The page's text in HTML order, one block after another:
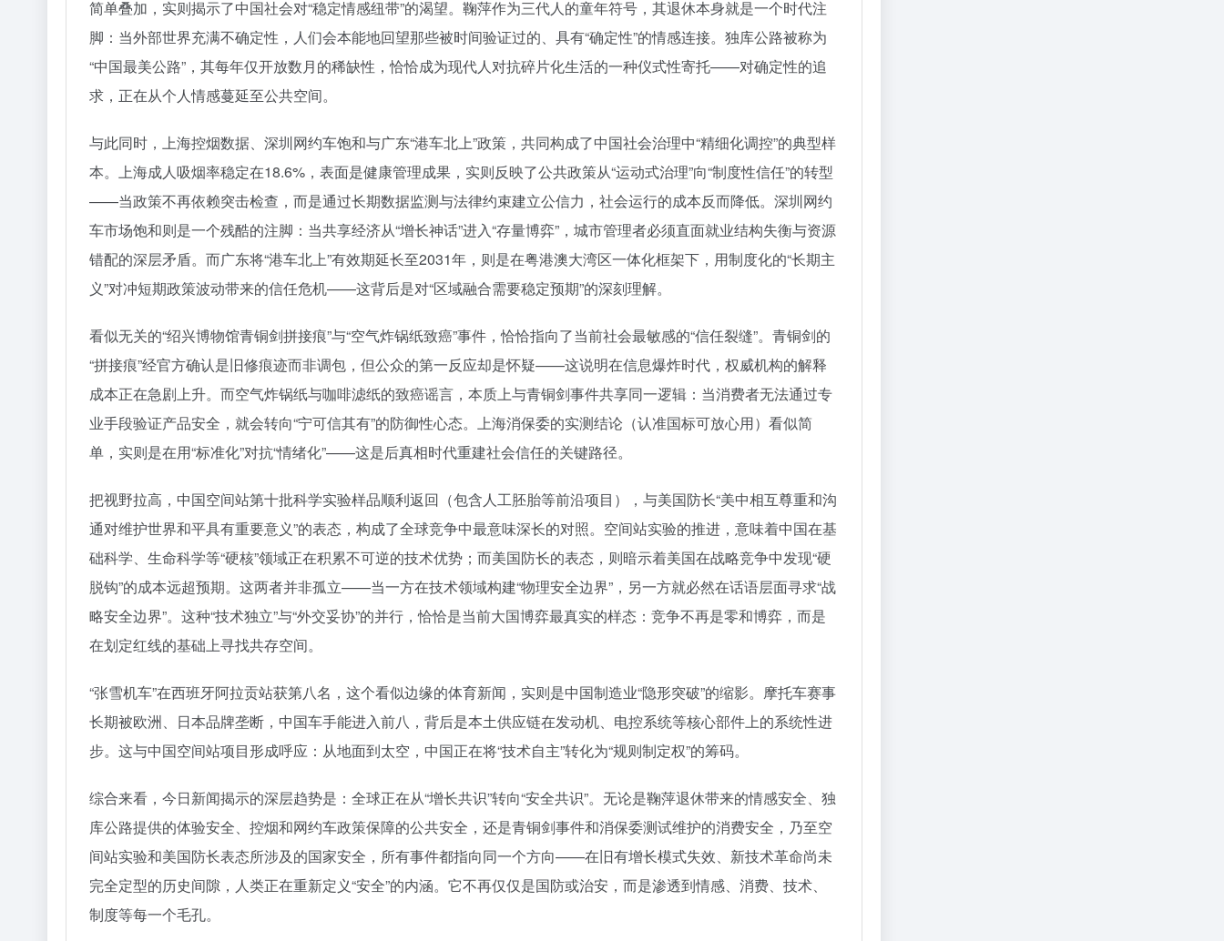
简单叠加，实则揭示了中国社会对“稳定情感纽带”的渴望。鞠萍作为三代人的童年符号，其退休本身就是一个时代注
脚：当外部世界充满不确定性，人们会本能地回望那些被时间验证过的、具有“确定性”的情感连接。独库公路被称为
“中国最美公路”，其每年仅开放数月的稀缺性，恰恰成为现代人对抗碎片化生活的一种仪式性寄托——对确定性的追
求，正在从个人情感蔓延至公共空间。
与此同时，上海控烟数据、深圳网约车饱和与广东“港车北上”政策，共同构成了中国社会治理中“精细化调控”的典型样
本。上海成人吸烟率稳定在18.6%，表面是健康管理成果，实则反映了公共政策从“运动式治理”向“制度性信任”的转型
——当政策不再依赖突击检查，而是通过长期数据监测与法律约束建立公信力，社会运行的成本反而降低。深圳网约
车市场饱和则是一个残酷的注脚：当共享经济从“增长神话”进入“存量博弈”，城市管理者必须直面就业结构失衡与资源
错配的深层矛盾。而广东将“港车北上”有效期延长至2031年，则是在粤港澳大湾区一体化框架下，用制度化的“长期主
义”对冲短期政策波动带来的信任危机——这背后是对“区域融合需要稳定预期”的深刻理解。
看似无关的“绍兴博物馆青铜剑拼接痕”与“空气炸锅纸致癌”事件，恰恰指向了当前社会最敏感的“信任裂缝”。青铜剑的
“拼接痕”经官方确认是旧修痕迹而非调包，但公众的第一反应却是怀疑——这说明在信息爆炸时代，权威机构的解释
成本正在急剧上升。而空气炸锅纸与咖啡滤纸的致癌谣言，本质上与青铜剑事件共享同一逻辑：当消费者无法通过专
业手段验证产品安全，就会转向“宁可信其有”的防御性心态。上海消保委的实测结论（认准国标可放心用）看似简
单，实则是在用“标准化”对抗“情绪化”——这是后真相时代重建社会信任的关键路径。
把视野拉高，中国空间站第十批科学实验样品顺利返回（包含人工胚胎等前沿项目），与美国防长“美中相互尊重和沟
通对维护世界和平具有重要意义”的表态，构成了全球竞争中最意味深长的对照。空间站实验的推进，意味着中国在基
础科学、生命科学等“硬核”领域正在积累不可逆的技术优势；而美国防长的表态，则暗示着美国在战略竞争中发现“硬
脱钩”的成本远超预期。这两者并非孤立——当一方在技术领域构建“物理安全边界”，另一方就必然在话语层面寻求“战
略安全边界”。这种“技术独立”与“外交妥协”的并行，恰恰是当前大国博弈最真实的样态：竞争不再是零和博弈，而是
在划定红线的基础上寻找共存空间。
“张雪机车”在西班牙阿拉贡站获第八名，这个看似边缘的体育新闻，实则是中国制造业“隐形突破”的缩影。摩托车赛事
长期被欧洲、日本品牌垄断，中国车手能进入前八，背后是本土供应链在发动机、电控系统等核心部件上的系统性进
步。这与中国空间站项目形成呼应：从地面到太空，中国正在将“技术自主”转化为“规则制定权”的筹码。
综合来看，今日新闻揭示的深层趋势是：全球正在从“增长共识”转向“安全共识”。无论是鞠萍退休带来的情感安全、独
库公路提供的体验安全、控烟和网约车政策保障的公共安全，还是青铜剑事件和消保委测试维护的消费安全，乃至空
间站实验和美国防长表态所涉及的国家安全，所有事件都指向同一个方向——在旧有增长模式失效、新技术革命尚未
完全定型的历史间隙，人类正在重新定义“安全”的内涵。它不再仅仅是国防或治安，而是渗透到情感、消费、技术、
制度等每一个毛孔。